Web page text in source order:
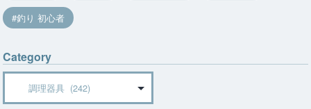
釣り 初心者
Category